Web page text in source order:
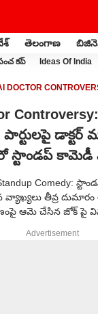
తెలంగాణ
కప్ Ideas Of India
DOCTOR
పార్టులపై
స్టాండప్ కామెడీ
Standup Comedy:
వ్యాఖ్యలు తీవ్ర
ఆమె చేసిన జోక్ పై
Advertisement